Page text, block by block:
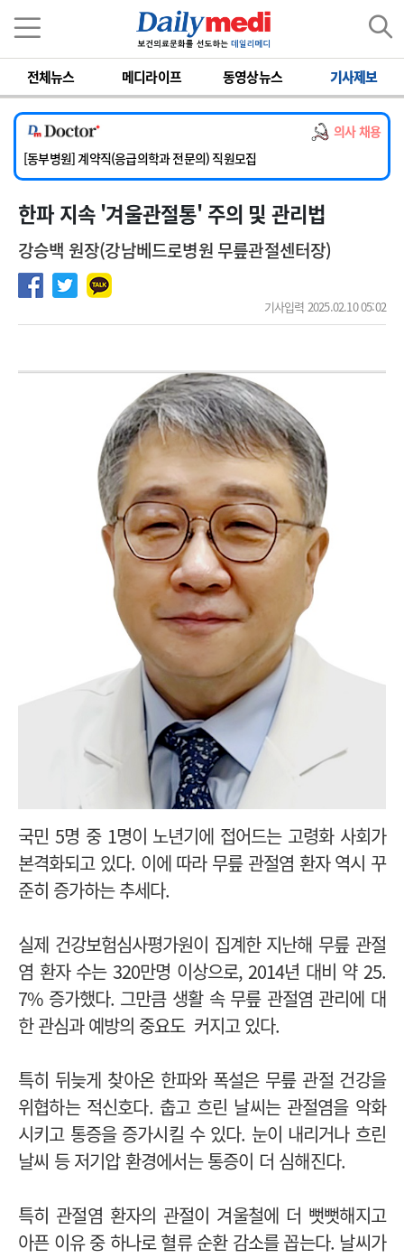
전체뉴스 메디라이프 동영상뉴스 기사제보
의사 채용
[서울아산병원] 2026년 하반기 인턴 모집
[영남대학교의료원] 마취통증의학과 임기제 임상의사 채용
[충남대학교병원] 소아청소년과(소아응급전담) 계약직 의사 공개채용
[동부병원] 계약직(응급의학과 전문의) 직원모집
[이대목동병원] 하반기 전공의(레지던트1년차) 모집
[서울아산병원] 2026년 하반기 인턴 모집
한파 지속 '겨울관절통' 주의 및 관리법
강승백 원장(강남베드로병원 무릎관절센터장)
기사입력 2025.02.10 05:02
국민 5명 중 1명이 노년기에 접어드는 고령화 사회가
본격화되고 있다. 이에 따라 무릎 관절염 환자 역시 꾸
준히 증가하는 추세다.
실제 건강보험심사평가원이 집계한 지난해 무릎 관절
염 환자 수는 320만명 이상으로, 2014년 대비 약 25.
7% 증가했다. 그만큼 생활 속 무릎 관절염 관리에 대
한 관심과 예방의 중요도 커지고 있다.
특히 뒤늦게 찾아온 한파와 폭설은 무릎 관절 건강을
위협하는 적신호다. 춥고 흐린 날씨는 관절염을 악화
시키고 통증을 증가시킬 수 있다. 눈이 내리거나 흐린
날씨 등 저기압 환경에서는 통증이 더 심해진다.
특히 관절염 환자의 관절이 겨울철에 더 뻣뻣해지고
아픈 이유 중 하나로 혈류 순환 감소를 꼽는다. 날씨가